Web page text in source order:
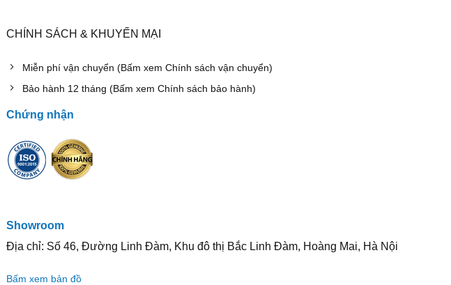
CHÍNH SÁCH & KHUYẾN MẠI
Miễn phí vận chuyển (Bấm xem Chính sách vận chuyển)
Bảo hành 12 tháng (Bấm xem Chính sách bảo hành)
Chứng nhận
Showroom
Địa chỉ: Số 46, Đường Linh Đàm, Khu đô thị Bắc Linh Đàm, Hoàng Mai, Hà Nội
Bấm xem bản đồ